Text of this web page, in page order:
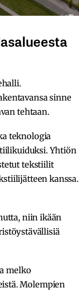
sinne
tehtaan.
teknologia
Yhtiön
tekstiilit
kanssa.
niin ikään
melko
Molempien